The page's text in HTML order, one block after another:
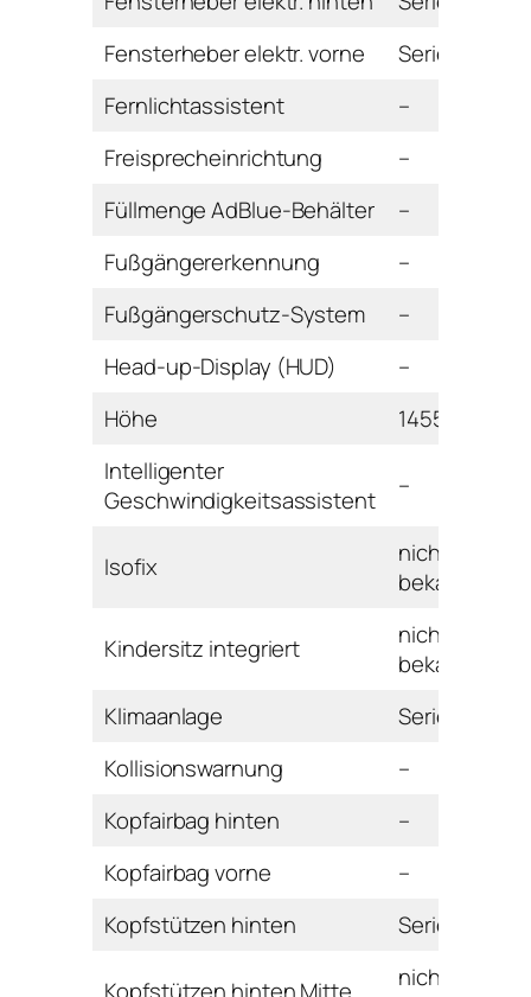
Fensterheber elektr. vorne
Serie
Fernlichtassistent
–
Freisprecheinrichtung
–
Füllmenge AdBlue-Behälter
–
Fußgängererkennung
–
Fußgängerschutz-System
–
Head-up-Display (HUD)
–
Höhe
1455 mm
Intelligenter
Geschwindigkeitsassistent
–
Isofix
nicht
bekannt
Kindersitz integriert
nicht
bekannt
Klimaanlage
Serie
Kollisionswarnung
–
Kopfairbag hinten
–
Kopfairbag vorne
–
Kopfstützen hinten
Serie
nicht